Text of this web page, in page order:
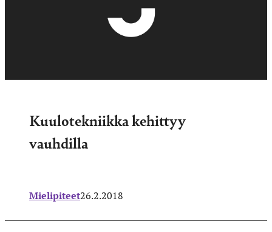
Kuulotekniikka kehittyy
vauhdilla
Mielipiteet26.2.2018